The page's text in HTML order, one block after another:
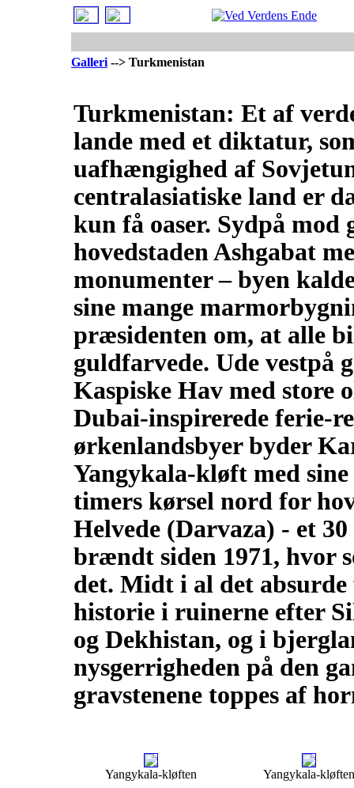
Galleri --> Turkmenistan
Turkmenistan: Et af
lande med et diktatur,
uafhængighed af
centralasiatiske land er
kun få oaser. Sydpå
hovedstaden Ashgabat
monumenter – byen
sine mange
præsidenten om, at alle
guldfarvede. Ude vestpå
Kaspiske Hav med store
Dubai-inspirerede ferie-
ørkenlandsbyer byder
Yangykala-kløft med
timers kørsel nord for
Helvede (Darvaza) - et
brændt siden 1971, hvor
det. Midt i al det
historie i ruinerne efter
og Dekhistan, og i
nysgerrigheden på den
gravstenene toppes af
Yangykala-kløften Yangykala-kløften